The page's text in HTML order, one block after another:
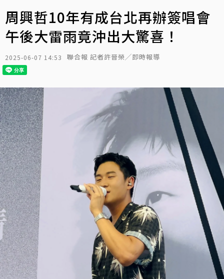
周興哲10年有成台北再辦簽唱會
午後大雷雨竟沖出大驚喜！
2025-06-07 14:53 聯合報 記者許晉榮╱即時報導